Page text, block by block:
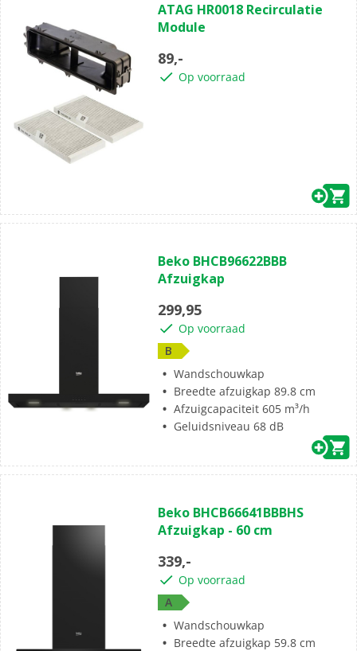
ATAG HR0018 Recirculatie
Module
89,-
Op voorraad
Beko BHCB96622BBB
Afzuigkap
299,95
Op voorraad
B
Wandschouwkap
Breedte afzuigkap 89.8 cm
Afzuigcapaciteit 605 m³/h
Geluidsniveau 68 dB
Beko BHCB66641BBBHS
Afzuigkap - 60 cm
339,-
Op voorraad
A
Wandschouwkap
Breedte afzuigkap 59.8 cm